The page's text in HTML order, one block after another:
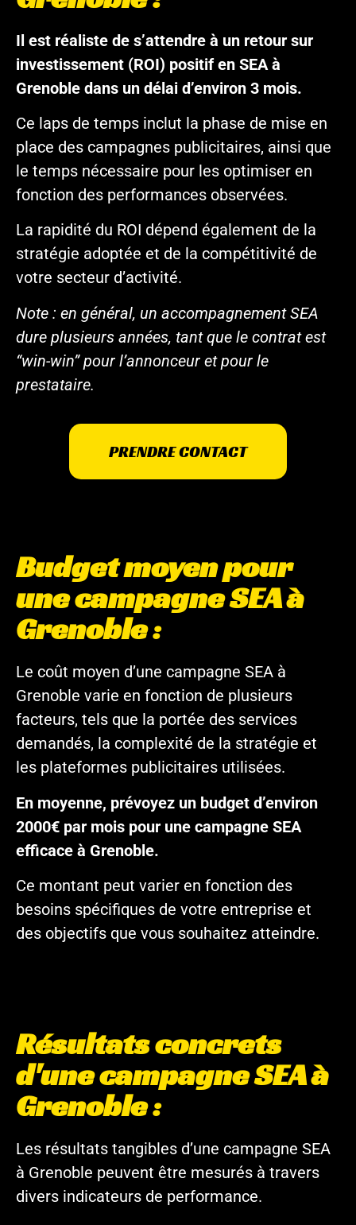
Il est réaliste de s’attendre à un retour sur
investissement (ROI) positif en SEA à
Grenoble dans un délai d’environ 3 mois.
Ce laps de temps inclut la phase de mise en
place des campagnes publicitaires, ainsi que
le temps nécessaire pour les optimiser en
fonction des performances observées.
La rapidité du ROI dépend également de la
stratégie adoptée et de la compétitivité de
votre secteur d’activité.
Note : en général, un accompagnement SEA
dure plusieurs années, tant que le contrat est
“win-win” pour l’annonceur et pour le
prestataire.
PRENDRE CONTACT
Budget moyen pour
une campagne SEA à
Grenoble :
Le coût moyen d’une campagne SEA à
Grenoble varie en fonction de plusieurs
facteurs, tels que la portée des services
demandés, la complexité de la stratégie et
les plateformes publicitaires utilisées.
En moyenne, prévoyez un budget d’environ
2000€ par mois pour une campagne SEA
efficace à Grenoble.
Ce montant peut varier en fonction des
besoins spécifiques de votre entreprise et
des objectifs que vous souhaitez atteindre.
Résultats concrets
d'une campagne SEA à
Grenoble :
Les résultats tangibles d’une campagne SEA
à Grenoble peuvent être mesurés à travers
divers indicateurs de performance.